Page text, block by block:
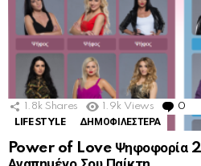
1.8k Shares 1.9k Views 0
LIFESTYLE
ΔΗΜΟΦΙΛΕΣΤΕΡΑ
Power of Love Ψηφοφορία